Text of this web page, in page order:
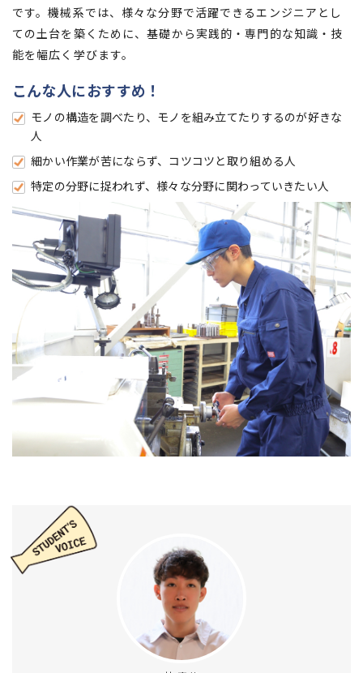
です。機械系では、様々な分野で活躍できるエンジニアとし
ての土台を築くために、基礎から実践的・専門的な知識・技
能を幅広く学びます。
こんな人におすすめ！
モノの構造を調べたり、モノを組み立てたりするのが好きな
人
細かい作業が苦にならず、コツコツと取り組める人
特定の分野に捉われず、様々な分野に関わっていきたい人